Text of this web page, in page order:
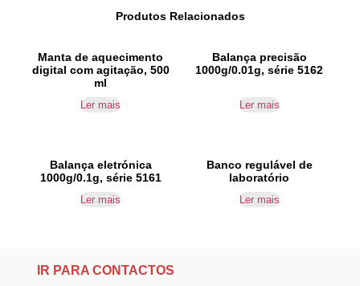
Produtos Relacionados
Manta de aquecimento
digital com agitação, 500
ml
Ler mais
Balança precisão
1000g/0.01g, série 5162
Ler mais
Balança eletrónica
1000g/0.1g, série 5161
Ler mais
Banco regulável de
laboratório
Ler mais
IR PARA CONTACTOS